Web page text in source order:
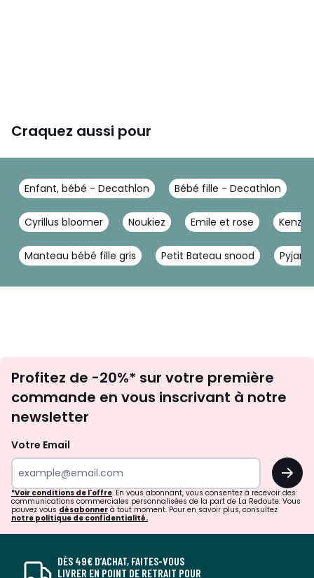
Craquez aussi pour
Enfant, bébé - Decathlon Bébé fille - Decathlon
Cyrillus bloomer Noukiez Emile et rose Kenzo
Manteau bébé fille gris Petit Bateau snood
newsletter
Profitez de -20%* sur votre première
commande en vous inscrivant à notre
newsletter
Votre Email
OK
*Voir conditions de l'offre. En vous abonnant, vous consentez à recevoir des
communications commerciales personnalisées de la part de La Redoute. Vous
pouvez vous désabonner à tout moment. Pour en savoir plus, consultez
notre politique de confidentialité.
DÈS 49€ D’ACHAT, FAITES-VOUS
LIVRER EN POINT DE RETRAIT POUR